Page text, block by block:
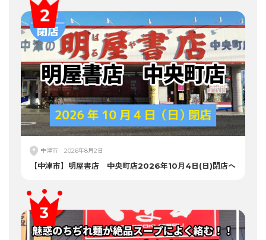
中津市 2026年8月2日
【中津市】明屋書店 中央町店2026年10月4日(日)閉店へ